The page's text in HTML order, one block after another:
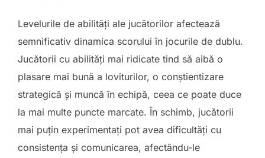
Levelurile de abilități ale jucătorilor afectează
semnificativ dinamica scorului în jocurile de dublu.
Jucătorii cu abilități mai ridicate tind să aibă o
plasare mai bună a loviturilor, o conștientizare
strategică și muncă în echipă, ceea ce poate duce
la mai multe puncte marcate. În schimb, jucătorii
mai puțin experimentați pot avea dificultăți cu
consistența și comunicarea, afectându-le